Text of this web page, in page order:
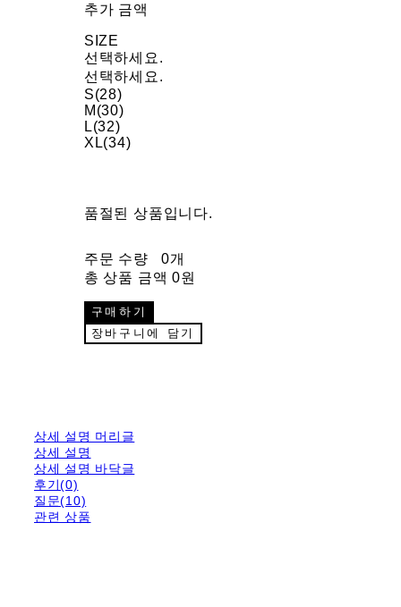
추가 금액
SIZE
선택하세요.
선택하세요.
S(28)
M(30)
L(32)
XL(34)
품절된 상품입니다.
주문 수량
0개
총 상품 금액 0원
구매하기
장바구니에 담기
상세 설명 머리글
상세 설명
상세 설명 바닥글
후기(0)
질문(10)
관련 상품